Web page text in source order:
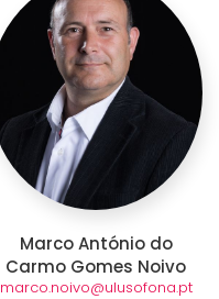
Marco António do
Carmo Gomes Noivo
marco.noivo@ulusofona.pt